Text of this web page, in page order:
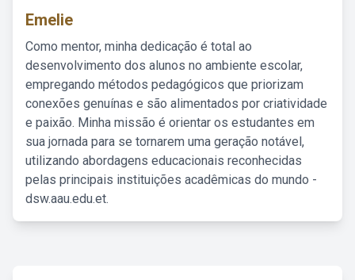
Emelie
Como mentor, minha dedicação é total ao
desenvolvimento dos alunos no ambiente escolar,
empregando métodos pedagógicos que priorizam
conexões genuínas e são alimentados por criatividade
e paixão. Minha missão é orientar os estudantes em
sua jornada para se tornarem uma geração notável,
utilizando abordagens educacionais reconhecidas
pelas principais instituições acadêmicas do mundo -
dsw.aau.edu.et.